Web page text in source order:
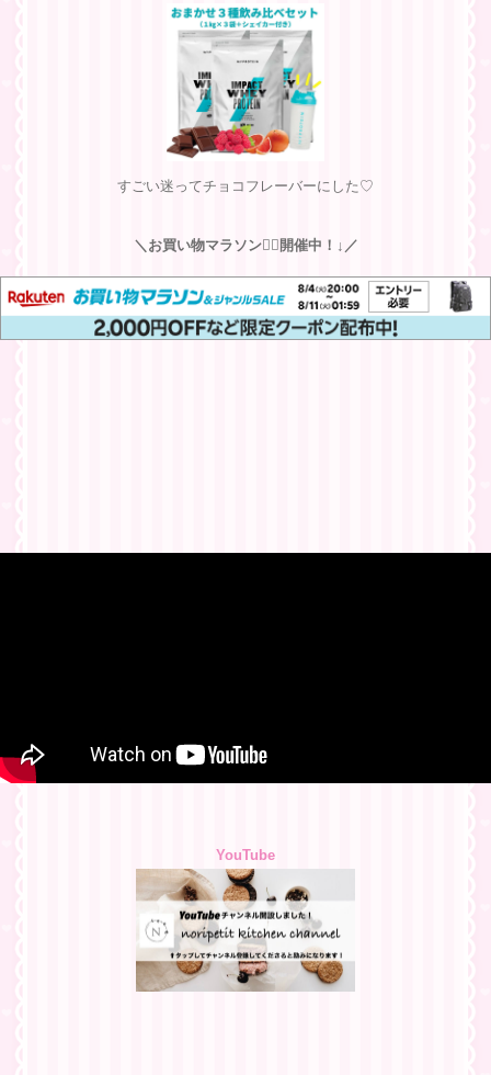
すごい迷ってチョコフレーバーにした♡
＼お買い物マラソン🏃‍♀️開催中！↓／
YouTube